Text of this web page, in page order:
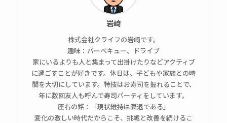
岩﨑
株式会社クライフの岩﨑です。
趣味：バーベキュー、ドライブ
家にいるよりも人と集まって出掛けたりなどアクティブ
に過ごすことが好きです。休日は、子どもや家族との時
間を大切にしています。特技はお寿司を握れることで、
年に数回友人も呼んで寿司パーティをしています。
座右の銘：「現状維持は衰退である」
変化の激しい時代だからこそ、挑戦と改善を続けるこ